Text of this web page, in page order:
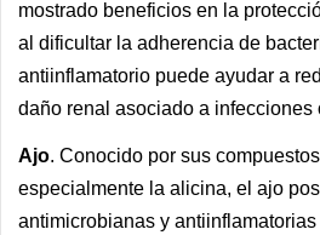
mostrado beneficios en la
al dificultar la adherencia de
antiinflamatorio puede ayudar a
daño renal asociado a infecciones
Ajo. Conocido por sus
especialmente la alicina, el ajo
antimicrobianas y